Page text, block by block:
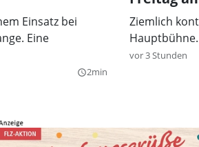
Einsatz bei
Eine
query_builder2min
Ziemlich
vor 3 Stunden